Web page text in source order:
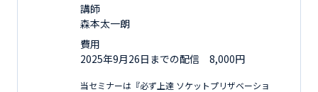
講師
森本太一朗
費用
2025年9月26日までの配信 8,000円
当セミナーは『必ず上達 ソケットプリザベーショ